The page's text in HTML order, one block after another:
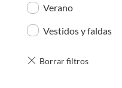
Verano
Vestidos y faldas